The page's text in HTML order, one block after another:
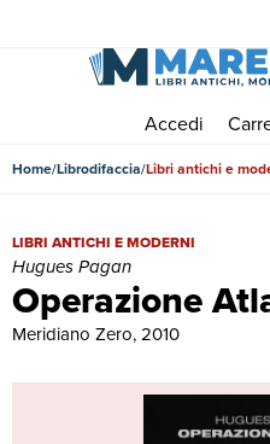
Accedi
Home Librodifaccia Libri antichi e
Operazione
Operazione Atlanta | Libri antichi
LIBRI ANTICHI E MODERNI
Hugues Pagan
Meridiano Zero, 2010